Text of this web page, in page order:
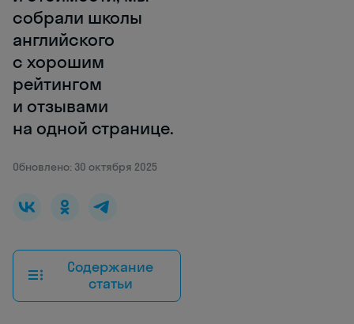
собрали школы
английского
с хорошим
рейтингом
и отзывами
на одной странице.
Обновлено: 30 октября 2025
Содержание
статьи